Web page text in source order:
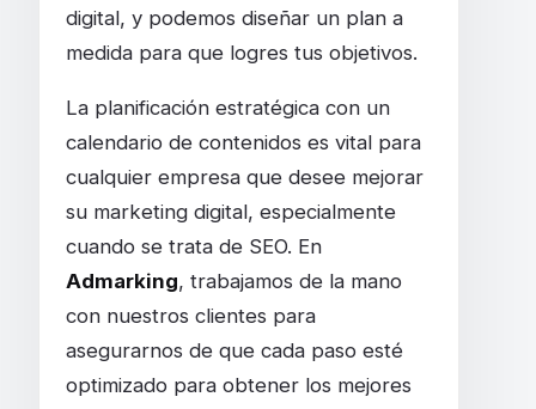
digital, y podemos diseñar un plan a
medida para que logres tus objetivos.
La planificación estratégica con un
calendario de contenidos es vital para
cualquier empresa que desee mejorar
su marketing digital, especialmente
cuando se trata de SEO. En
Admarking, trabajamos de la mano
con nuestros clientes para
asegurarnos de que cada paso esté
optimizado para obtener los mejores